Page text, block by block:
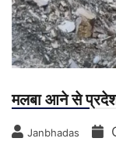
मलबा आने से प्रदेश
Janbhadas